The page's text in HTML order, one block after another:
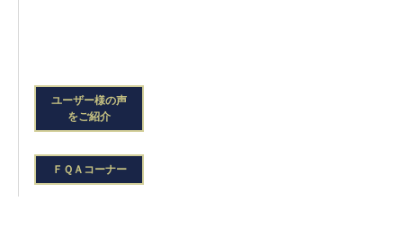
ユーザー様の声
をご紹介
ＦＱＡコーナー